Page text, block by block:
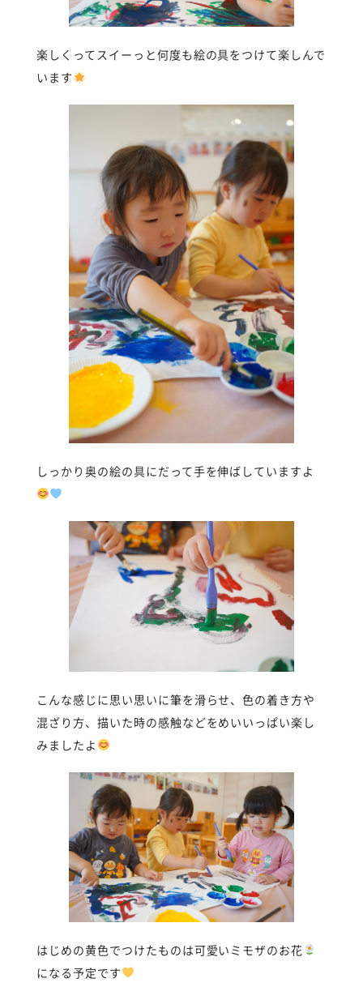
楽しくってスイーっと何度も絵の具をつけて楽しんで
います
しっかり奥の絵の具にだって手を伸ばしていますよ
こんな感じに思い思いに筆を滑らせ、色の着き方や
混ざり方、描いた時の感触などをめいいっぱい楽し
みましたよ
はじめの黄色でつけたものは可愛いミモザのお花
になる予定です